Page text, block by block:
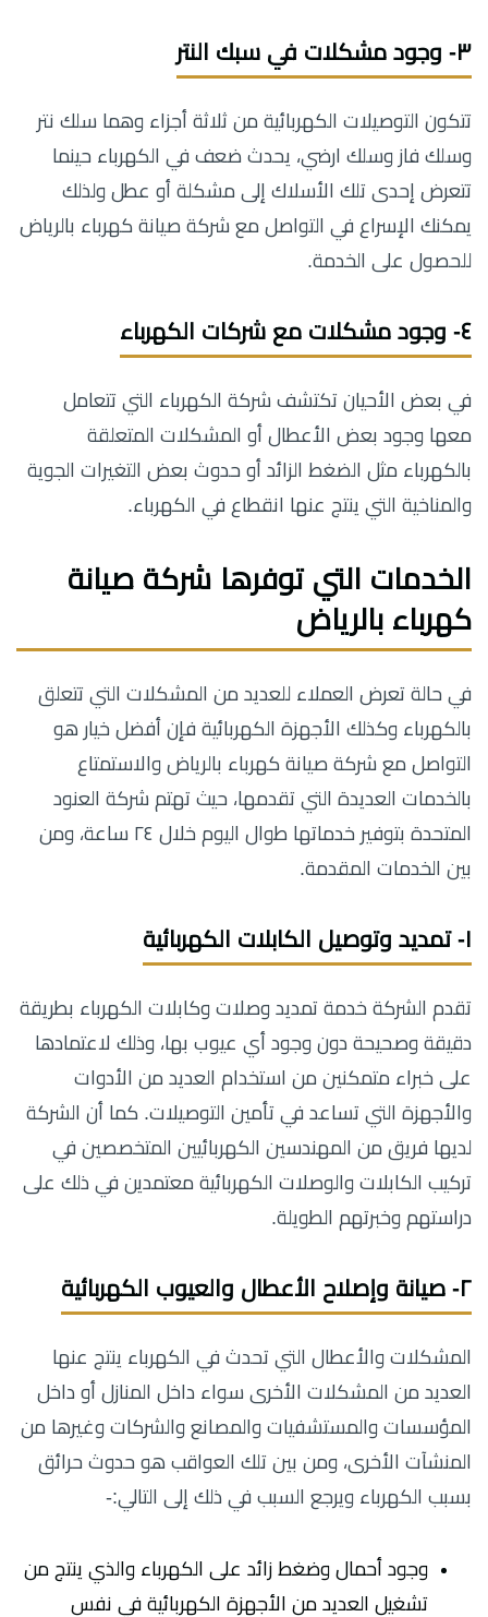
٣- وجود مشكلات في سبك النتر
تتكون التوصيلات الكهربائية من ثلاثة أجزاء وهما سلك نتر
وسلك فاز وسلك ارضي، يحدث ضعف في الكهرباء حينما
تتعرض إحدى تلك الأسلاك إلى مشكلة أو عطل ولذلك
يمكنك الإسراع في التواصل مع شركة صيانة كهرباء بالرياض
للحصول على الخدمة.
٤- وجود مشكلات مع شركات الكهرباء
في بعض الأحيان تكتشف شركة الكهرباء التي تتعامل
معها وجود بعض الأعطال أو المشكلات المتعلقة
بالكهرباء مثل الضغط الزائد أو حدوث بعض التغيرات الجوية
والمناخية التي ينتج عنها انقطاع في الكهرباء.
الخدمات التي توفرها شركة صيانة
كهرباء بالرياض
في حالة تعرض العملاء للعديد من المشكلات التي تتعلق
بالكهرباء وكذلك الأجهزة الكهربائية فإن أفضل خيار هو
التواصل مع شركة صيانة كهرباء بالرياض والاستمتاع
بالخدمات العديدة التي تقدمها، حيث تهتم شركة العنود
المتحدة بتوفير خدماتها طوال اليوم خلال ٢٤ ساعة، ومن
بين الخدمات المقدمة.
١- تمديد وتوصيل الكابلات الكهربائية
تقدم الشركة خدمة تمديد وصلات وكابلات الكهرباء بطريقة
دقيقة وصحيحة دون وجود أي عيوب بها، وذلك لاعتمادها
على خبراء متمكنين من استخدام العديد من الأدوات
والأجهزة التي تساعد في تأمين التوصيلات. كما أن الشركة
لديها فريق من المهندسين الكهربائيين المتخصصين في
تركيب الكابلات والوصلات الكهربائية معتمدين في ذلك على
دراستهم وخبرتهم الطويلة.
٢- صيانة وإصلاح الأعطال والعيوب الكهربائية
المشكلات والأعطال التي تحدث في الكهرباء ينتج عنها
العديد من المشكلات الأخرى سواء داخل المنازل أو داخل
المؤسسات والمستشفيات والمصانع والشركات وغيرها من
المنشآت الأخرى، ومن بين تلك العواقب هو حدوث حرائق
بسبب الكهرباء ويرجع السبب في ذلك إلى التالي:-
وجود أحمال وضغط زائد على الكهرباء والذي ينتج من
تشغيل العديد من الأجهزة الكهربائية في نفس